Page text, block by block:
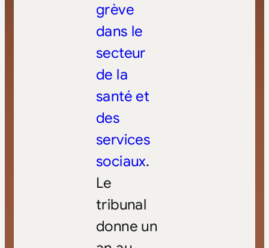
grève
dans le
secteur
de la
santé et
des
services
sociaux.
Le
tribunal
donne un